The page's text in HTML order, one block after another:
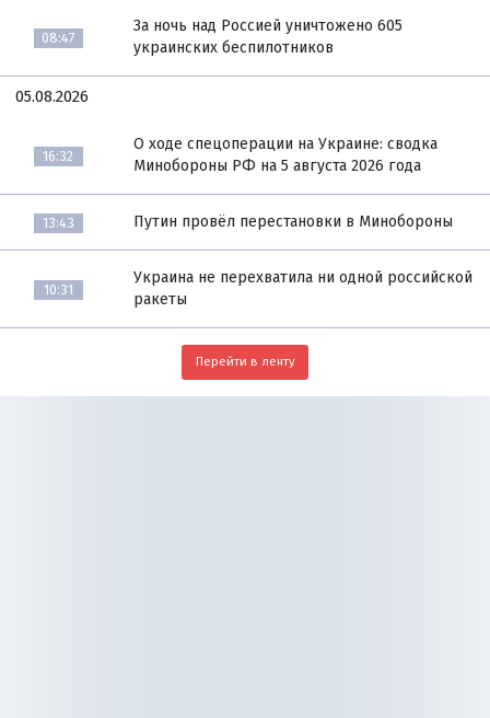
08:47
За ночь над Россией уничтожено 605
украинских беспилотников
05.08.2026
16:32
О ходе спецоперации на Украине: сводка
Минобороны РФ на 5 августа 2026 года
13:43 Путин провёл перестановки в Минобороны
10:31
Украина не перехватила ни одной российской
ракеты
Перейти в ленту